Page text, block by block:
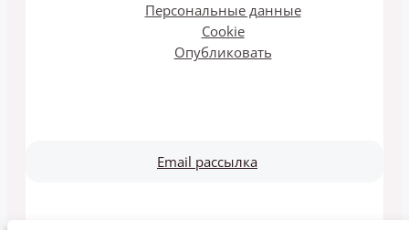
Персональные данные
Cookie
Опубликовать
Email рассылка